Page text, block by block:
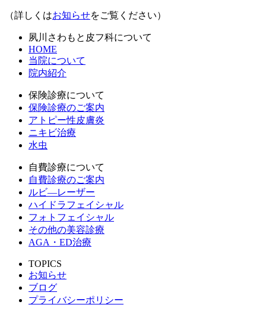
（詳しくはお知らせをご覧ください）
夙川さわもと皮フ科について
HOME
当院について
院内紹介
保険診療について
保険診療のご案内
アトピー性皮膚炎
ニキビ治療
水虫
自費診療について
自費診療のご案内
ルビ―レーザー
ハイドラフェイシャル
フォトフェイシャル
その他の美容診療
AGA・ED治療
TOPICS
お知らせ
ブログ
プライバシーポリシー